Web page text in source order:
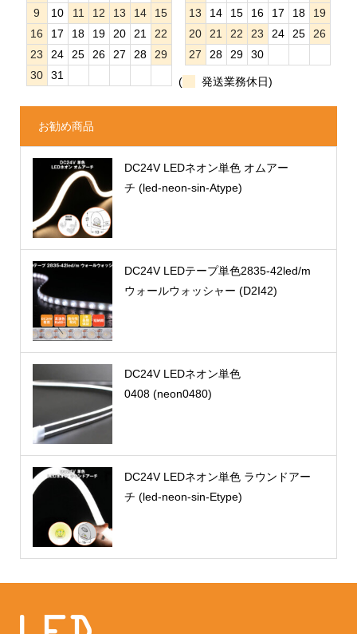
9
10 11 12 13 14
15
16
17 18 19 20 21
22
23
24 25 26 27 28
29
30
31
13
14 15 16 17 18
19
20
21 22 23 24 25
26
27
28 29 30
( 発送業務休日)
お勧め商品
DC24V LEDネオン単色 オムアー
チ (led-neon-sin-Atype)
DC24V LEDテープ単色2835-42led/m
ウォールウォッシャー (D2I42)
DC24V LEDネオン単色
0408 (neon0480)
DC24V LEDネオン単色 ラウンドアー
チ (led-neon-sin-Etype)